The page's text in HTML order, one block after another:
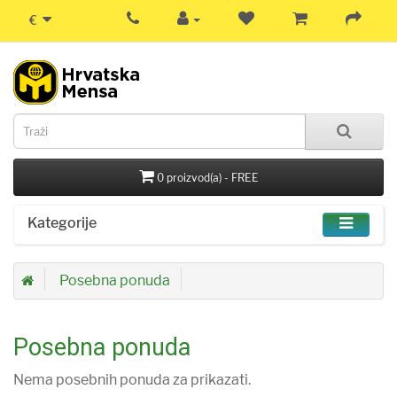
€
0 proizvod(a) - FREE
Kategorije
Posebna ponuda
Posebna ponuda
Nema posebnih ponuda za prikazati.